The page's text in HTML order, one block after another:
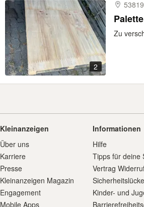
2
Zu
Kleinanzeigen
Über uns
Karriere
Presse
Kleinanzeigen Magazin
Engagement
Mobile Apps
Informationen
Hilfe
Tipps für deine
Vertrag
Kinder- und